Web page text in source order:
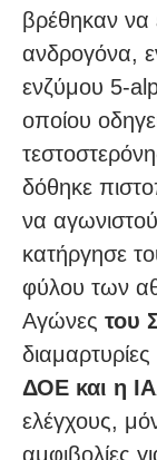
βρέθηκαν να
ανδρογόνα,
ενζύμου 5-
οποίου
δόθηκε
να
κατήργησε
φύλου των
Αγώνες του
ΔΟΕ και η
ελέγχους,
αμφιβολίες